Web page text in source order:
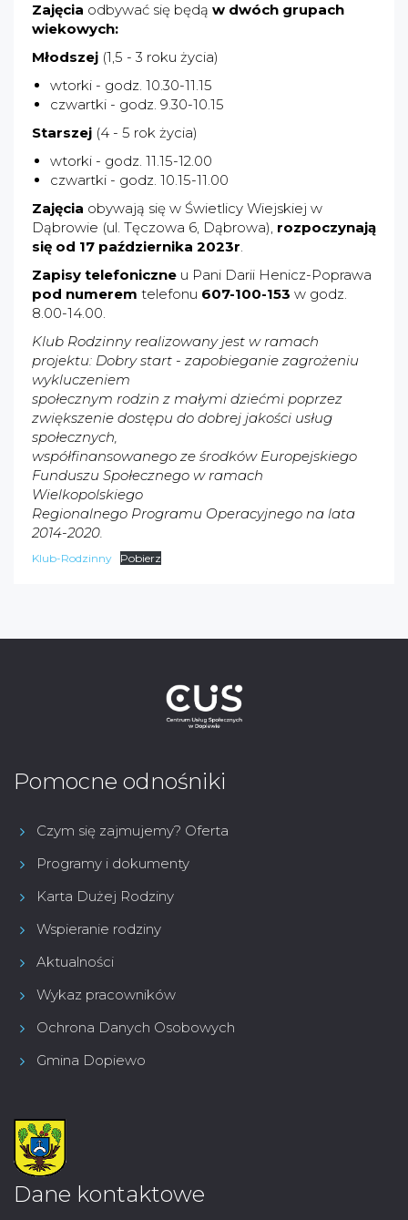
Zajęcia odbywać się będą w dwóch grupach
wiekowych:
Młodszej (1,5 - 3 roku życia)
wtorki - godz. 10.30-11.15
czwartki - godz. 9.30-10.15
Starszej (4 - 5 rok życia)
wtorki - godz. 11.15-12.00
czwartki - godz. 10.15-11.00
Zajęcia obywają się w Świetlicy Wiejskiej w
Dąbrowie (ul. Tęczowa 6, Dąbrowa), rozpoczynają
się od 17 października 2023r.
Zapisy telefoniczne u Pani Darii Henicz-Poprawa
pod numerem telefonu 607-100-153 w godz.
8.00-14.00.
Klub Rodzinny realizowany jest w ramach
projektu: Dobry start - zapobieganie zagrożeniu
wykluczeniem
społecznym rodzin z małymi dziećmi poprzez
zwiększenie dostępu do dobrej jakości usług
społecznych,
współfinansowanego ze środków Europejskiego
Funduszu Społecznego w ramach
Wielkopolskiego
Regionalnego Programu Operacyjnego na lata
2014-2020.
Klub-Rodzinny Pobierz
Pomocne odnośniki
Czym się zajmujemy? Oferta
Programy i dokumenty
Karta Dużej Rodziny
Wspieranie rodziny
Aktualności
Wykaz pracowników
Ochrona Danych Osobowych
Gmina Dopiewo
Dane kontaktowe